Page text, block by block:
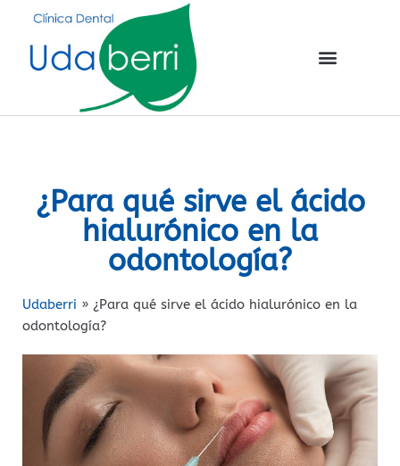
¿Para qué sirve el ácido
hialurónico en la
odontología?
Udaberri » ¿Para qué sirve el ácido hialurónico en la
odontología?